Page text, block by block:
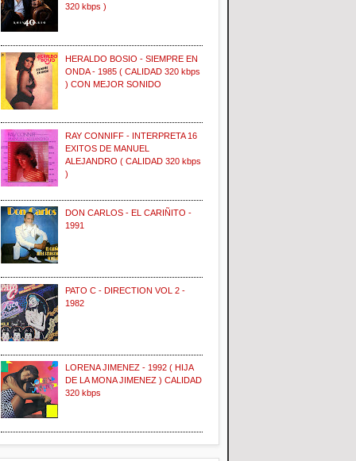
320 kbps )
HERALDO BOSIO - SIEMPRE EN
ONDA - 1985 ( CALIDAD 320 kbps
) CON MEJOR SONIDO
RAY CONNIFF - INTERPRETA 16
EXITOS DE MANUEL
ALEJANDRO ( CALIDAD 320 kbps
)
DON CARLOS - EL CARIÑITO -
1991
PATO C - DIRECTION VOL 2 -
1982
LORENA JIMENEZ - 1992 ( HIJA
DE LA MONA JIMENEZ ) CALIDAD
320 kbps